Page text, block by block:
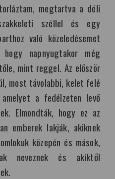
megtartva a déli
széllel és egy
való közeledésemet
hogy napnyugtakor még
mint reggel. Az először
most távolabbi, kelet felé
a fedélzeten levő
Elmondták, hogy ez az
emberek lakják, akiknek
közepén és mások,
neveznek és akiktől